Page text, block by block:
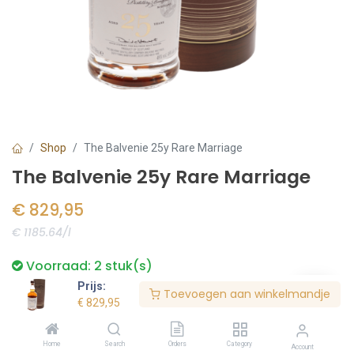
Prijs:
€ 829,95
Toevoegen aan winkelmandje
Home Search Orders Category Account
Shop The Balvenie 25y Rare Marriage
The Balvenie 25y Rare Marriage
€ 829,95
€ 1185.64/l
Voorraad: 2 stuk(s)
Bestel nu